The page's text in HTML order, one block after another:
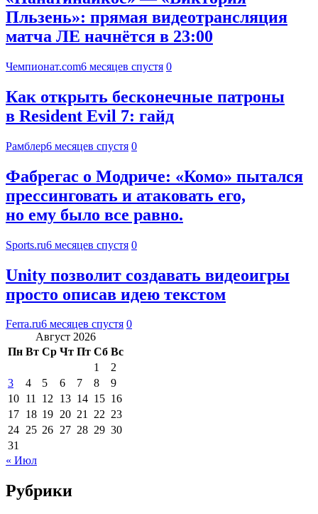
Пльзень»: прямая видеотрансляция
матча ЛЕ начнётся в 23:00
Чемпионат.com6 месяцев спустя 0
Как открыть бесконечные патроны
в Resident Evil 7: гайд
Рамблер6 месяцев спустя 0
Фабрегас о Модриче: «Комо» пытался
прессинговать и атаковать его,
но ему было все равно.
Sports.ru6 месяцев спустя 0
Unity позволит создавать видеоигры
просто описав идею текстом
Ferra.ru6 месяцев спустя 0
Август 2026
Пн Вт Ср Чт Пт Сб Вс
1
2
3
4 5 6 7 8
9
10 11 12 13 14 15 16
17 18 19 20 21 22 23
24 25 26 27 28 29 30
31
« Июл
Рубрики